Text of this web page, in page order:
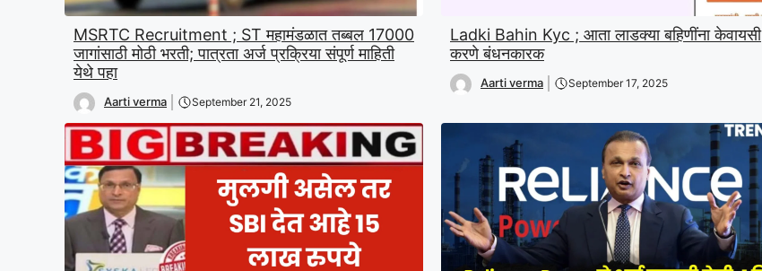
MSRTC Recruitment ; ST महामंडळात तब्बल 17000
जागांसाठी मोठी भरती; पात्रता अर्ज प्रक्रिया संपूर्ण माहिती
येथे पहा
Aarti verma September 21, 2025
Ladki Bahin Kyc ; आता लाडक्या बहिणींना केवायसी
करणे बंधनकारक
Aarti verma September 17, 2025